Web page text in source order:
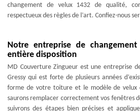
changement de velux 1432 de qualité,
respectueux des règles de l’art. Confiez-nous
Notre entreprise de
entière disposition
MD Couverture Zingueur est une entreprise
Gressy qui est forte de plusieurs années
forme de votre toiture et le modèle de velux
saurons remplacer correctement vos fenêtres
suivrons des étapes bien précises et